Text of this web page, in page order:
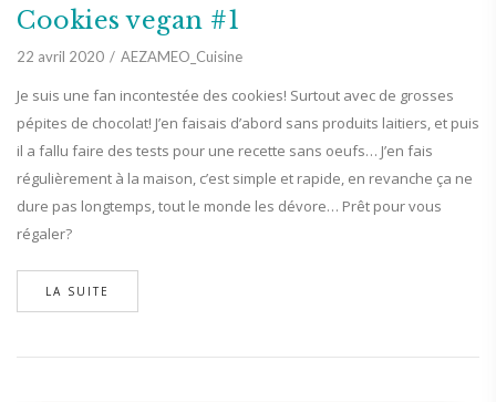
Cookies vegan #1
22 avril 2020 AEZAMEO_Cuisine
Je suis une fan incontestée des cookies! Surtout avec de grosses
pépites de chocolat! J’en faisais d’abord sans produits laitiers, et puis
il a fallu faire des tests pour une recette sans oeufs… J’en fais
régulièrement à la maison, c’est simple et rapide, en revanche ça ne
dure pas longtemps, tout le monde les dévore… Prêt pour vous
régaler?
LA SUITE